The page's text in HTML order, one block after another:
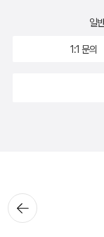
뒤로가
기
일
1:1 문의